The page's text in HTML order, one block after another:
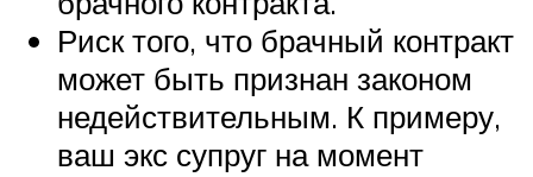
Риск того, что брачный контракт
может быть признан законом
недействительным. К примеру,
ваш экс супруг на момент